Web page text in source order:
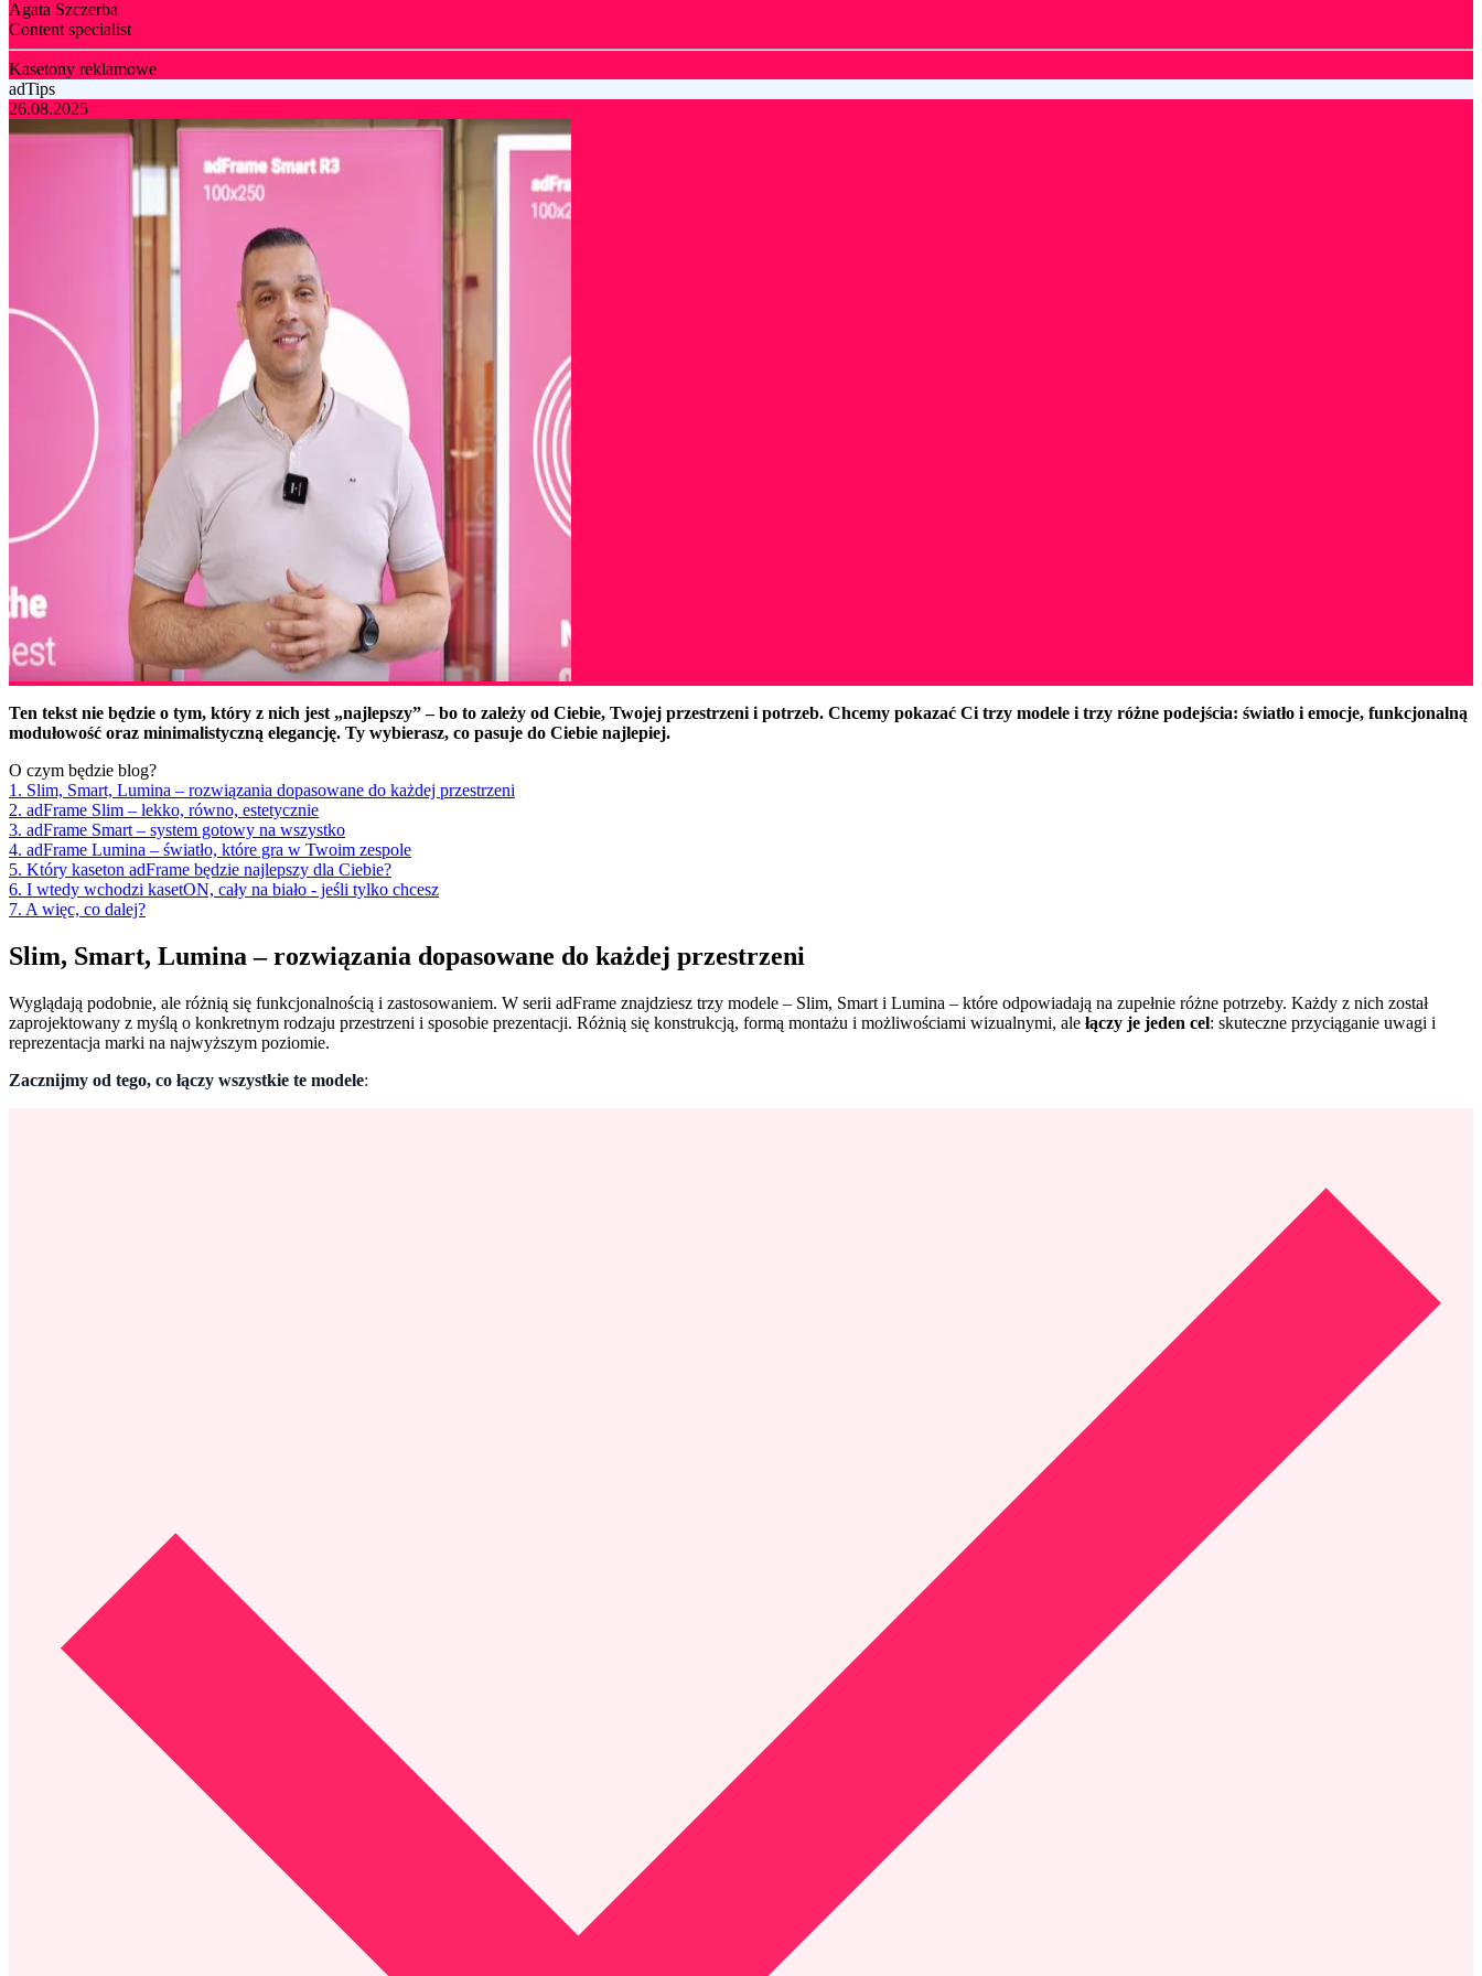
Agata Szczerba
Content specialist
Kasetony reklamowe
adTips
26.08.2025
Ten tekst nie będzie o tym, który z nich jest „najlepszy” – bo to zależy od Ciebie, Twojej przestrzeni i potrzeb. Chcemy pokazać Ci trzy modele i trzy różne podejścia: światło i emocje, funkcjonalną
modułowość oraz minimalistyczną elegancję. Ty wybierasz, co pasuje do Ciebie najlepiej.
O czym będzie blog?
1. Slim, Smart, Lumina – rozwiązania dopasowane do każdej przestrzeni
2. adFrame Slim – lekko, równo, estetycznie
3. adFrame Smart – system gotowy na wszystko
4. adFrame Lumina – światło, które gra w Twoim zespole
5. Który kaseton adFrame będzie najlepszy dla Ciebie?
6. I wtedy wchodzi kasetON, cały na biało - jeśli tylko chcesz
7. A więc, co dalej?
Slim, Smart, Lumina – rozwiązania dopasowane do każdej przestrzeni
Wyglądają podobnie, ale różnią się funkcjonalnością i zastosowaniem. W serii adFrame znajdziesz trzy modele – Slim, Smart i Lumina – które odpowiadają na zupełnie różne potrzeby. Każdy z nich został
zaprojektowany z myślą o konkretnym rodzaju przestrzeni i sposobie prezentacji. Różnią się konstrukcją, formą montażu i możliwościami wizualnymi, ale łączy je jeden cel: skuteczne przyciąganie uwagi i
reprezentacja marki na najwyższym poziomie.
Zacznijmy od tego, co łączy wszystkie te modele: